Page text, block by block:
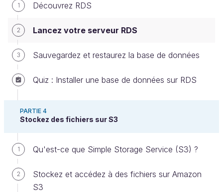
1 Découvrez RDS
2 Lancez votre serveur RDS
3 Sauvegardez et restaurez la base de données
Quiz : Installer une base de données sur RDS
PARTIE 4
Stockez des fichiers sur S3
1 Qu'est-ce que Simple Storage Service (S3) ?
2
Stockez et accédez à des fichiers sur Amazon
S3
Premier constat : il y a moins de sous-menus dans
RDS que dans EC2. Ouf !
Et en effet, vous allez voir que le service est
heureusement moins complexe.
Voici les deux menus à connaître :